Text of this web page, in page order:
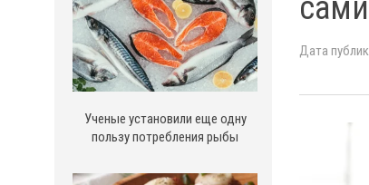
Ученые установили еще одну
пользу потребления рыбы
сами
Дата